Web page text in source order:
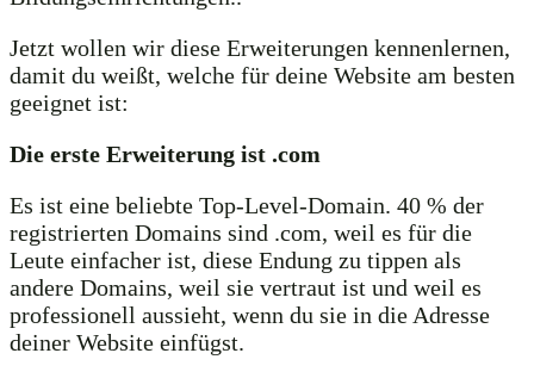
Jetzt wollen wir diese Erweiterungen kennenlernen,
damit du weißt, welche für deine Website am besten
geeignet ist:
Die erste Erweiterung ist .com
Es ist eine beliebte Top-Level-Domain. 40 % der
registrierten Domains sind .com, weil es für die
Leute einfacher ist, diese Endung zu tippen als
andere Domains, weil sie vertraut ist und weil es
professionell aussieht, wenn du sie in die Adresse
deiner Website einfügst.